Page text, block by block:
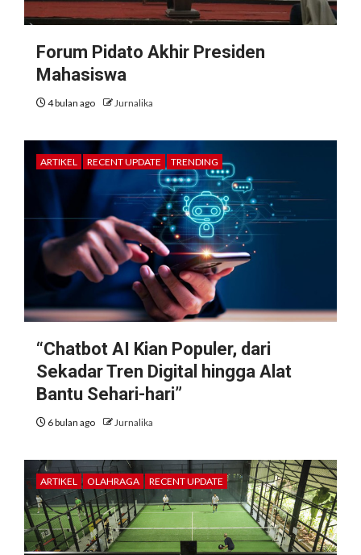
Forum Pidato Akhir Presiden
Mahasiswa
4 bulan ago Jurnalika
ARTIKEL RECENT UPDATE TRENDING
“Chatbot AI Kian Populer, dari
Sekadar Tren Digital hingga Alat
Bantu Sehari-hari”
6 bulan ago Jurnalika
ARTIKEL OLAHRAGA RECENT UPDATE